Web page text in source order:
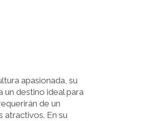
apasionada, su
un destino ideal para
de un
atractivos. En su